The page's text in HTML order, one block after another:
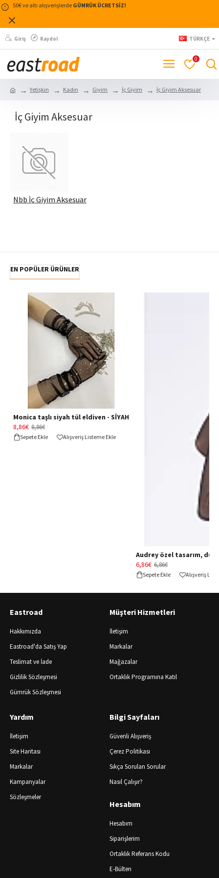
50€ ve altı alışverişlerde GÜMRÜK ÜCRETSİZ!
Giriş Kaydol TÜRKÇE
0
Yetişkin Kadın Giyim İç Giyim İç Giyim Aksesuar
İç Giyim Aksesuar
Nbb İç Giyim Aksesuar
EN POPÜLER ÜRÜNLER
Monica taşlı siyah tül eldiven - SİYAH
8,86€ 8,86€
Sepete Ekle Alışveriş Listeme Ekle
Audrey özel tasarım,
6,86€ 6,86€
Sepete Ekle Alışveriş
Eastroad
Hakkımızda
Eastroad'da Satış Yap
Teslimat ve İade
Gizlilik Sözleşmesi
Gümrük Sözleşmesi
Müşteri Hizmetleri
İletişim
Markalar
Mağazalar
Ortaklık Programına Katıl
Yardım
İletişim
Site Haritası
Markalar
Kampanyalar
Sözleşmeler
Bilgi Sayfaları
Güvenli Alışveriş
Çerez Politikası
Sıkça Sorulan Sorular
Nasıl Çalışır?
Hesabım
Hesabım
Siparişlerim
Ortaklık Referans Kodu
E-Bülten